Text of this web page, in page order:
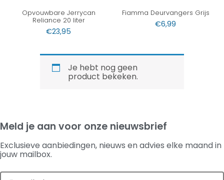
Opvouwbare Jerrycan
Reliance 20 liter
€23,95
Fiamma Deurvangers Grijs
€6,99
Je hebt nog geen
product bekeken.
Meld je aan voor onze nieuwsbrief
Exclusieve aanbiedingen, nieuws en advies elke maand in
jouw mailbox.